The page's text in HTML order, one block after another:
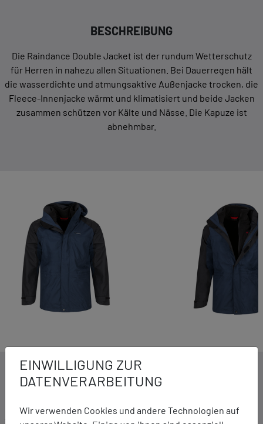
EINWILLIGUNG ZUR
DATENVERARBEITUNG
Wir verwenden Cookies und andere Technologien auf
BESCHREIBUNG
Die Raindance Double Jacket ist der rundum Wetterschutz
für Herren in nahezu allen Situationen. Bei Dauerregen hält
die wasserdichte und atmungsaktive Außenjacke trocken, die
Fleece-Innenjacke wärmt und klimatisiert und beide Jacken
zusammen schützen vor Kälte und Nässe. Die Kapuze ist
abnehmbar.
DETAILS ZUM PRODUKT
Ausstattung: